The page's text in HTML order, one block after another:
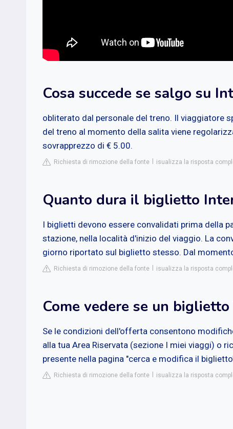
Cosa succede se salgo su
obliterato dal personale del treno. Il viaggiatore
del treno al momento della salita viene
sovrapprezzo di € 5.00.
Richiesta di rimozione della fonte isualizza la risposta
Quanto dura il biglietto
I biglietti devono essere convalidati prima della
stazione, nella località d'inizio del viaggio. La
giorno riportato sul biglietto stesso. Dal
Richiesta di rimozione della fonte isualizza la risposta
Come vedere se un
Se le condizioni dell'offerta consentono
alla tua Area Riservata (sezione I miei viaggi) o
presente nella pagina "cerca e modifica il
Richiesta di rimozione della fonte isualizza la risposta